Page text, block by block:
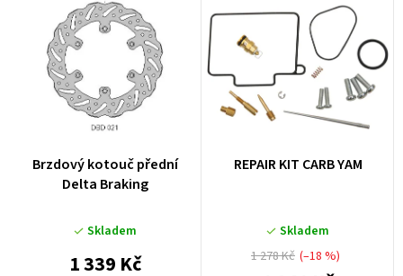
Brzdový kotouč přední
Delta Braking
Skladem
1 339 Kč
REPAIR KIT CARB YAM
Skladem
1 278 Kč (–18 %)